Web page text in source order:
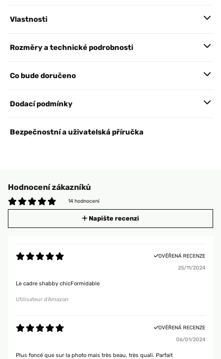
Vlastnosti
Rozměry a technické podrobnosti
Co bude doručeno
Dodací podmínky
Bezpečnostní a uživatelská příručka
Hodnocení zákazníků
14 hodnocení
Napište recenzi
OVĚŘENÁ RECENZE
25/11/2024
Le cadre shabby chicFormidable
Utilisateur d'Amazon
OVĚŘENÁ RECENZE
06/01/2024
Plus foncé que sur la photo mais très beau, très quali. Parfait